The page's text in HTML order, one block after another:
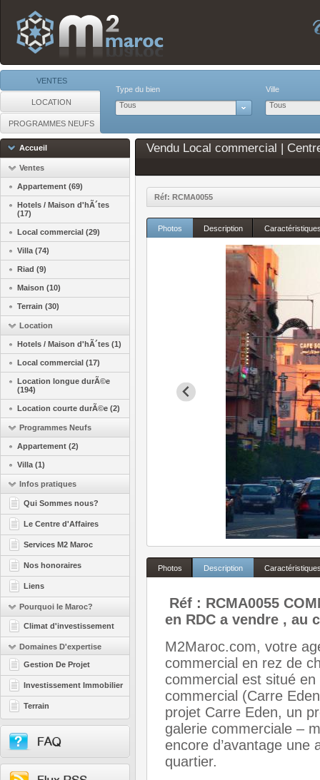
VENTES
LOCATION
PROGRAMMES NEUFS
Type du bien
Tous
Ville
Tous
Accueil
Ventes
Appartement (69)
Hotels / Maison d'hÃ´tes
(17)
Local commercial (29)
Villa (74)
Riad (9)
Maison (10)
Terrain (30)
Location
Hotels / Maison d'hÃ´tes (1)
Local commercial (17)
Location longue durÃ©e
(194)
Location courte durÃ©e (2)
Programmes Neufs
Appartement (2)
Villa (1)
Infos pratiques
Qui Sommes nous?
Le Centre d'Affaires
Services M2 Maroc
Nos honoraires
Liens
Pourquoi le Maroc?
Climat d'investissement
Domaines D'expertise
Gestion De Projet
Investissement Immobilier
Terrain
Vendu Local commercial |
Réf: RCMA0055
Photos Description
Photos Description
Réf : RCMA0055
en RDC a vendre , au
M2Maroc.com, votre
commercial en rez de
commercial est situé
commercial (Carre
projet Carre Eden, un
galerie commerciale –
encore d’avantage
quartier.